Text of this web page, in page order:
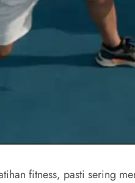
fitness, pasti sering